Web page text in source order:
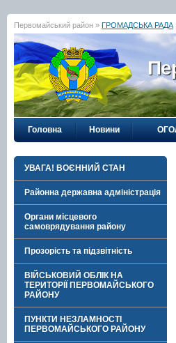
Первомайський район » ГРОМАДСЬКА РАДА
Головна Новини
УВАГА! ВОЄННИЙ СТАН
Районна державна адміністрація
Органи місцевого
самоврядування району
Прозорість та підзвітність
ВІЙСЬКОВИЙ ОБЛІК НА
ТЕРИТОРІЇ ПЕРВОМАЙСЬКОГО
РАЙОНУ
ПУНКТИ НЕЗЛАМНОСТІ
ПЕРВОМАЙСЬКОГО РАЙОНУ